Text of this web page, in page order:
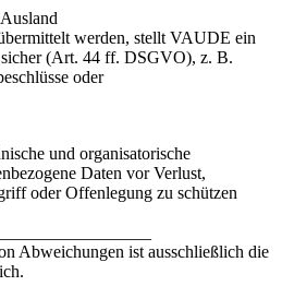
werden, stellt VAUDE ein
sicher (Art. 44 ff. DSGVO), z. B.
oder
und organisatorische
Daten vor Verlust,
oder Offenlegung zu schützen
Abweichungen ist ausschließlich die